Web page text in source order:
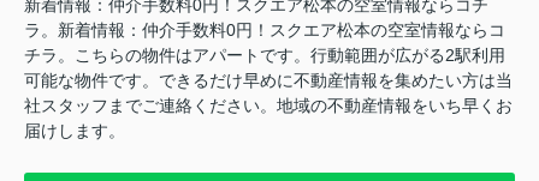
新着情報：仲介手数料0円！スクエア松本の空室情報ならコチ
ラ。新着情報：仲介手数料0円！スクエア松本の空室情報ならコ
チラ。こちらの物件はアパートです。行動範囲が広がる2駅利用
可能な物件です。できるだけ早めに不動産情報を集めたい方は当
社スタッフまでご連絡ください。地域の不動産情報をいち早くお
届けします。